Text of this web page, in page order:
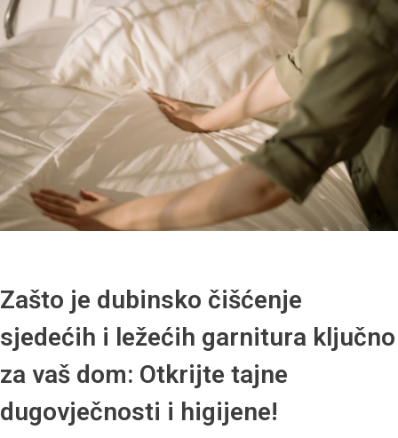
Zašto je dubinsko čišćenje
sjedećih i ležećih garnitura ključno
za vaš dom: Otkrijte tajne
dugovječnosti i higijene!